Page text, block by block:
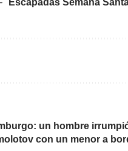
Escapadas Semana
un hombre
con un menor a